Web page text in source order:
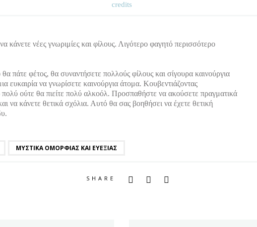
credits
να κάνετε νέες γνωριμίες και φίλους. Λιγότερο φαγητό περισσότερο
θα πάτε φέτος, θα συναντήσετε πολλούς φίλους και σίγουρα καινούργια
ευκαιρία να γνωρίσετε καινούργια άτομα. Κουβεντιάζοντας
ούτε θα πιείτε πολύ αλκοόλ. Προσπαθήστε να ακούσετε πραγματικά
να κάνετε θετικά σχόλια. Αυτό θα σας βοηθήσει να έχετε θετική
ΜΥΣΤΙΚΆ ΟΜΟΡΦΙΆΣ ΚΑΙ ΕΥΕΞΊΑΣ
SHARE